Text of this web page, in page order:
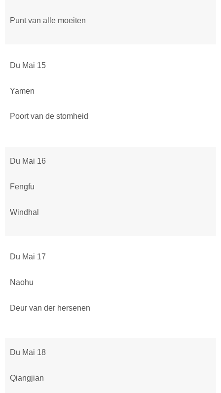
Punt van alle moeiten
Du Mai 15
Yamen
Poort van de stomheid
Du Mai 16
Fengfu
Windhal
Du Mai 17
Naohu
Deur van der hersenen
Du Mai 18
Qiangjian